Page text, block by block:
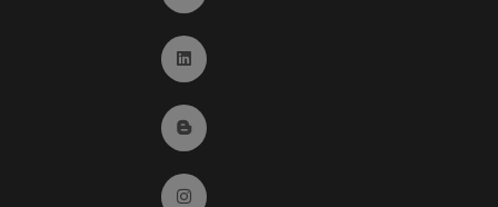
Ir a Linkedin (abre en ventana nueva)
Ir al Blog (abre en ventana nueva)
Ir a Instagram (abre en ventana nueva)